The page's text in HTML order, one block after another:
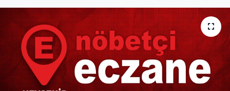
Yaşam
VEFATLAR